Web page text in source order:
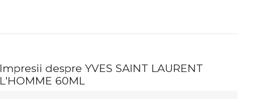
Impresii despre YVES SAINT LAURENT
L'HOMME 60ML